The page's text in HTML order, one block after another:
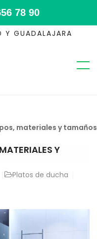
78 90
Y GUADALAJARA
materiales y tamaños
Y
Platos de ducha